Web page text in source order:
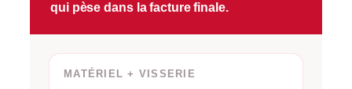
qui pèse dans la facture finale.
MATÉRIEL + VISSERIE